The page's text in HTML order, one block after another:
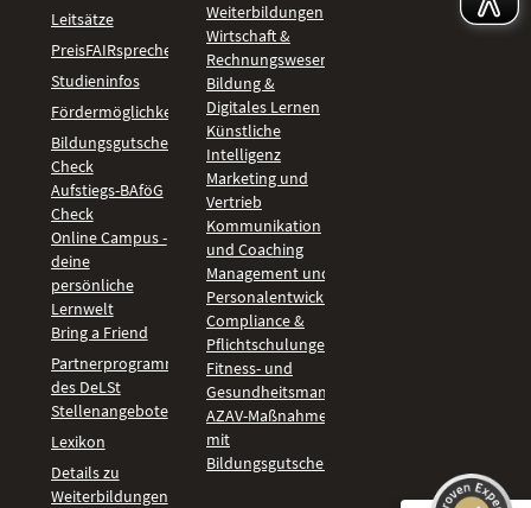
Leitsätze
PreisFAIRsprechen
Studieninfos
Fördermöglichkeiten
Bildungsgutschein
Check
Aufstiegs-BAföG
Check
Online Campus -
deine
persönliche
Lernwelt
Bring a Friend
Partnerprogramm
des DeLSt
Stellenangebote
Lexikon
Details zu
Weiterbildungen
Weiterbildungen
Wirtschaft &
Rechnungswesen
Bildung &
Digitales Lernen
Künstliche
Intelligenz
Marketing und
Vertrieb
Kommunikation
und Coaching
Management und
Personalentwicklung
Compliance &
Pflichtschulungen
Fitness- und
Gesundheitsmanagement
AZAV-Maßnahmen
mit
Bildungsgutschein